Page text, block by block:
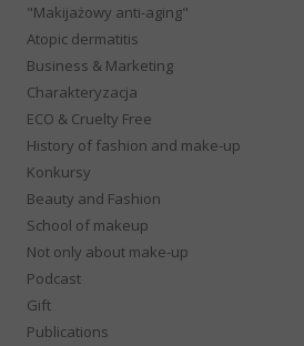
"Makijażowy anti-aging"
Atopic dermatitis
Business & Marketing
Charakteryzacja
ECO & Cruelty Free
History of fashion and make-up
Konkursy
Beauty and Fashion
School of makeup
Not only about make-up
Podcast
Gift
Publications